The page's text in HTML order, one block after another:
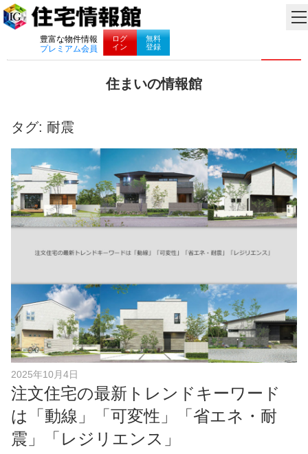
豊富な物件情報
プレミアム会員
ログ
イン
無料
登録
ナビゲーション
住まいの情報館
い
と
暮
ら
し
に
役
立
つ
お
け
し
ま
す
！
タグ: 耐震
2025年10月4日
注文住宅の最新トレンドキーワード
は「動線」「可変性」「省エネ・耐
震」「レジリエンス」